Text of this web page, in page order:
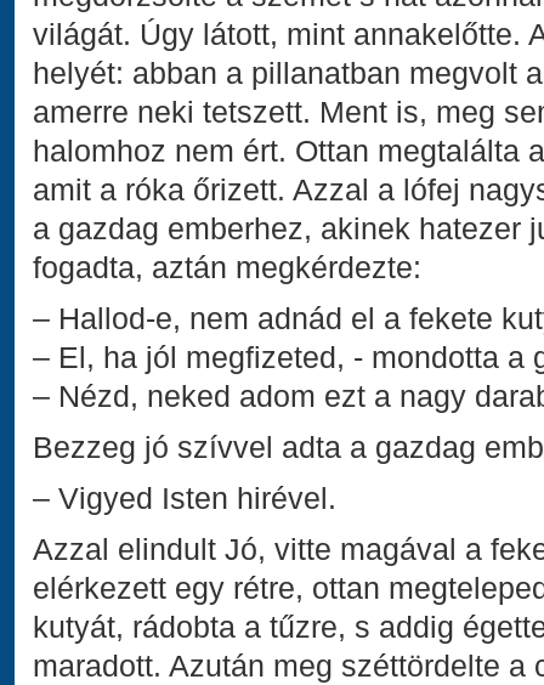
világát. Úgy látott, mint annakelőtte.
helyét: abban a pillanatban megvolt
amerre neki tetszett. Ment is, meg
halomhoz nem ért. Ottan megtalálta
amit a róka őrizett. Azzal a lófej
a gazdag emberhez, akinek hatezer
fogadta, aztán megkérdezte:
– Hallod-e, nem adnád el a fekete
– El, ha jól megfizeted, - mondotta a
– Nézd, neked adom ezt a nagy
Bezzeg jó szívvel adta a gazdag
– Vigyed Isten hirével.
Azzal elindult Jó, vitte magával a
elérkezett egy rétre, ottan
kutyát, rádobta a tűzre, s addig
maradott. Azután meg széttördelte a